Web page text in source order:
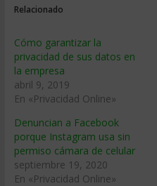
Relacionado
Cómo garantizar la
privacidad de sus datos en
la empresa
abril 9, 2019
En «Privacidad Online»
Denuncian a Facebook
porque Instagram usa sin
permiso cámara de celular
septiembre 19, 2020
En «Privacidad Online»